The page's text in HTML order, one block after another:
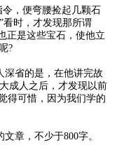
，便弯腰捡起几颗石
看时，才发现那所谓
正是这些宝石，使他立
?
深省的是，在他讲完故
成人之后，才发现以前
得可惜，因为我们学的
章，不少于800字。